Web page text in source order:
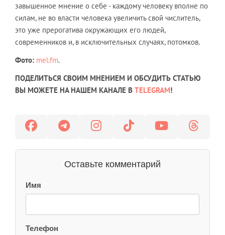
завышенное мнение о себе - каждому человеку вполне по
силам, не во власти человека увеличить свой числитель,
это уже прерогатива окружающих его людей,
современников и, в исключительных случаях, потомков.
Фото: mel.fm.
ПОДЕЛИТЬСЯ СВОИМ МНЕНИЕМ И ОБСУДИТЬ СТАТЬЮ
ВЫ МОЖЕТЕ НА НАШЕМ КАНАЛЕ В TELEGRAM!
Оставьте комментарий
Имя
Телефон